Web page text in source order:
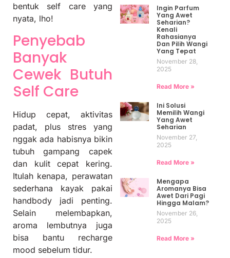
bentuk self care yang
nyata, lho!
Penyebab
Banyak
Cewek Butuh
Self Care
Hidup cepat, aktivitas
padat, plus stres yang
nggak ada habisnya bikin
tubuh gampang capek
dan kulit cepat kering.
Itulah kenapa, perawatan
sederhana kayak pakai
handbody jadi penting.
Selain melembapkan,
aroma lembutnya juga
bisa bantu recharge
mood sebelum tidur.
Ingin Parfum
Yang Awet
Seharian?
Kenali
Rahasianya
Dan Pilih Wangi
Yang Tepat
November 28,
2025
Read More »
Ini Solusi
Memilih Wangi
Yang Awet
Seharian
November 27,
2025
Read More »
Mengapa
Aromanya Bisa
Awet Dari Pagi
Hingga Malam?
November 26,
2025
Read More »